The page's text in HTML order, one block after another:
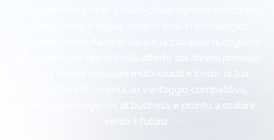
architettura IT diventa un vantaggio competitivo,
reattivo alle esigenze di business e pronto a scalare
verso il futuro.